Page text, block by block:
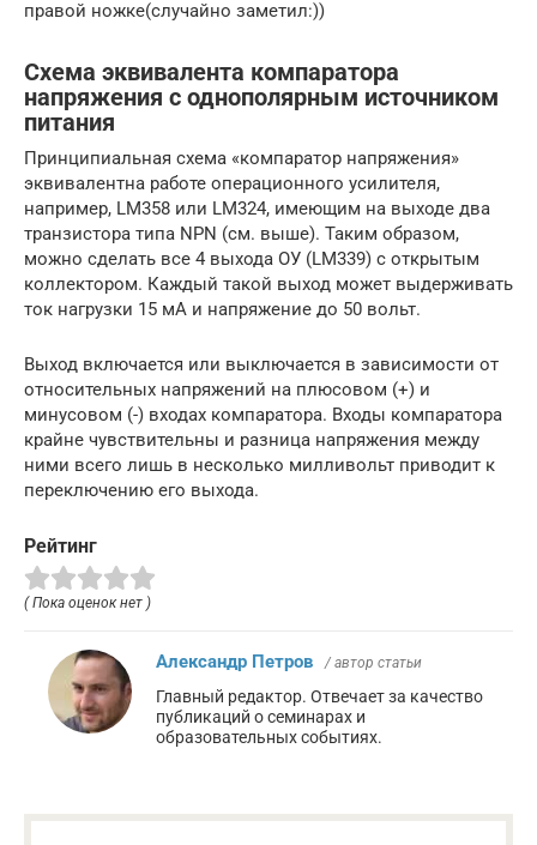
правой ножке(случайно заметил:))
Схема эквивалента компаратора
напряжения с однополярным источником
питания
Принципиальная схема «компаратор напряжения»
эквивалентна работе операционного усилителя,
например, LM358 или LM324, имеющим на выходе два
транзистора типа NPN (см. выше). Таким образом,
можно сделать все 4 выхода ОУ (LM339) с открытым
коллектором. Каждый такой выход может выдерживать
ток нагрузки 15 мА и напряжение до 50 вольт.
Выход включается или выключается в зависимости от
относительных напряжений на плюсовом (+) и
минусовом (-) входах компаратора. Входы компаратора
крайне чувствительны и разница напряжения между
ними всего лишь в несколько милливольт приводит к
переключению его выхода.
Рейтинг
( Пока оценок нет )
Александр Петров / автор статьи
Главный редактор. Отвечает за качество
публикаций о семинарах и
образовательных событиях.